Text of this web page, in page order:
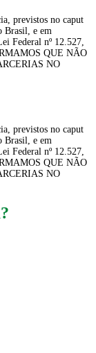
previstos no caput
Brasil, e em
Federal nº 12.527,
QUE NÃO
NO
previstos no caput
Brasil, e em
Federal nº 12.527,
QUE NÃO
NO